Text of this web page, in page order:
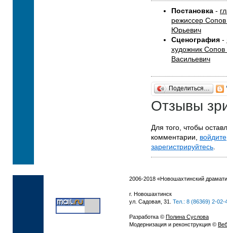
Постановка -
режиссер
Юрьевич
Сценография -
художник
Васильевич
Поделиться…
Отзывы
Для того, чтобы
комментарии, войдите
зарегистрируйтесь
2006-2018 «Новошахтинский
г. Новошахтинск
ул. Садовая, 31. Тел.: 8 (86369) 2-02-
Разработка © Полина Суслова
Модернизация и реконструкция ©